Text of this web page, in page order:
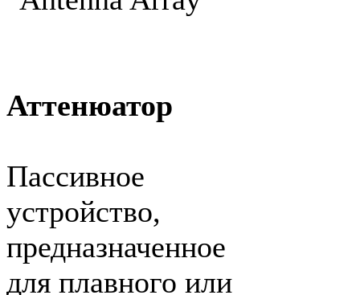
Аттенюатор
Пассивное
устройство,
предназначенное
для плавного или